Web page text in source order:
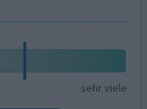
sehr viele